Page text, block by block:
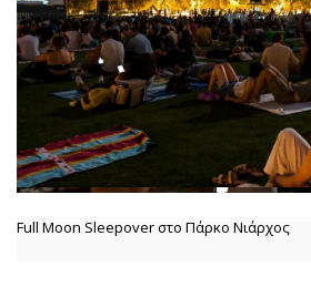
Full Moon Sleepover στο Πάρκο Νιάρχος